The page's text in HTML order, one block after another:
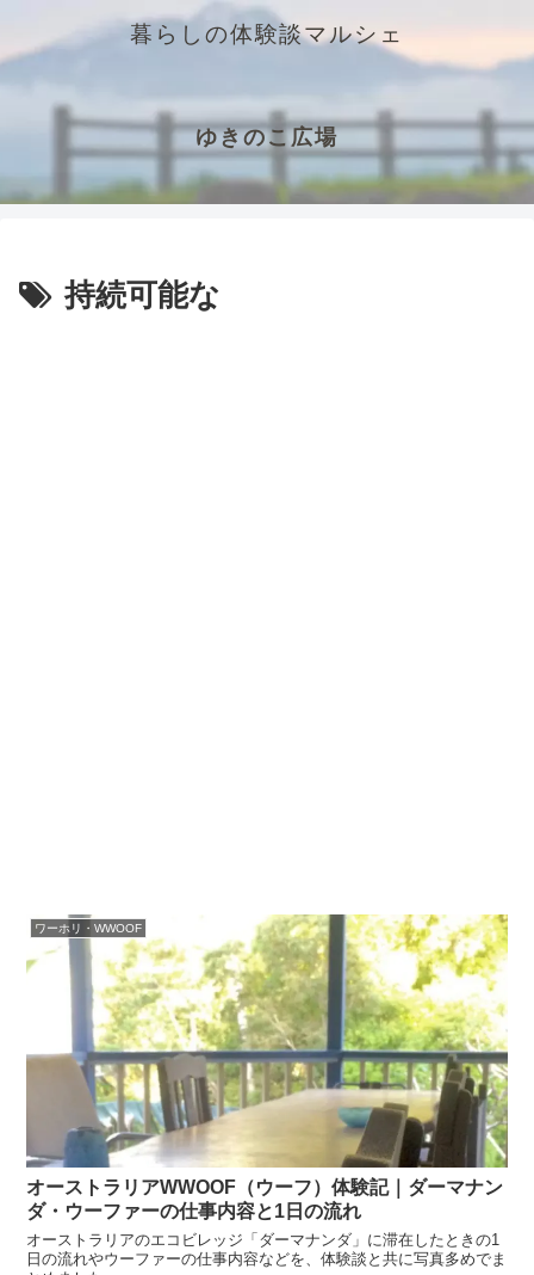
暮らしの体験談マルシェ
ゆきのこ広場
持続可能な
ワーホリ・WWOOF
オーストラリアWWOOF（ウーフ）体験記｜ダーマナン
ダ・ウーファーの仕事内容と1日の流れ
オーストラリアのエコビレッジ「ダーマナンダ」に滞在したときの1
日の流れやウーファーの仕事内容などを、体験談と共に写真多めでま